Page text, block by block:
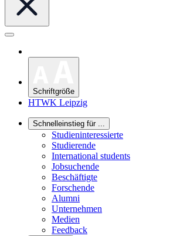
Schriftgröße
HTWK Leipzig
Schnelleinstieg für ...
Studieninteressierte
Studierende
International students
Jobsuchende
Beschäftigte
Forschende
Alumni
Unternehmen
Medien
Feedback